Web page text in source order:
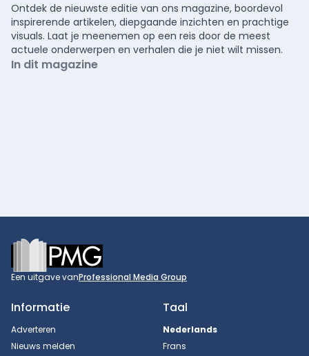
Ontdek de nieuwste editie van ons magazine, boordevol
inspirerende artikelen, diepgaande inzichten en prachtige
visuals. Laat je meenemen op een reis door de meest
actuele onderwerpen en verhalen die je niet wilt missen.
In dit magazine
Footer
Een uitgave vanProfessional Media Group
Informatie
Adverteren
Nieuws melden
Taal
Nederlands
Frans